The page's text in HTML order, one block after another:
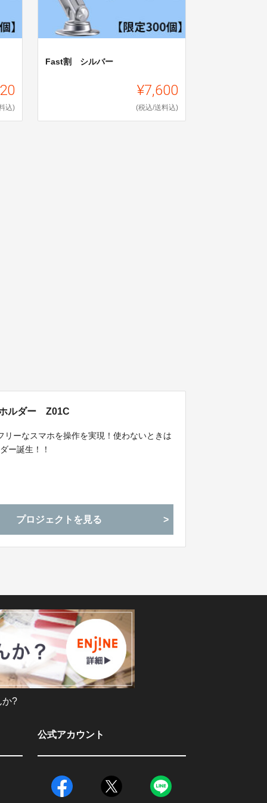
込)
Fast割 シルバー
¥7,600
(税込/送料込)
ルダー Z01C
ーなスマホを操作を実現！使わないときは
ー誕生！！
プロジェクトを見る
か?
公式アカウント